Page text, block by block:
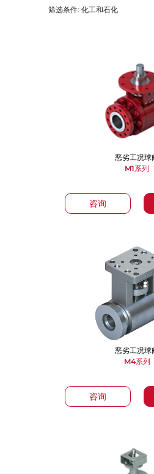
筛选条件: 化工和石化
咨询
恶劣工况球
M1系列
咨询
恶劣工况球
M4系列